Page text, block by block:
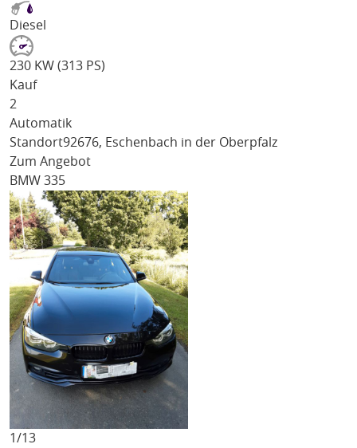
Diesel
230 KW (313 PS)
Kauf
2
Automatik
Standort92676, Eschenbach in der Oberpfalz
Zum Angebot
BMW 335
1/13